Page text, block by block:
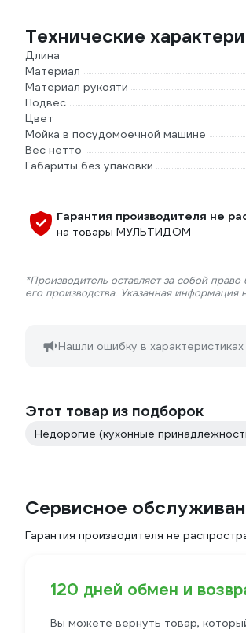
Технические
Длина
Материал
Материал рукояти
Подвес
Цвет
Мойка в посудомоечной машине
Вес нетто
Габариты без упаковки
Гарантия производителя не
на товары МУЛЬТИДОМ
*Производитель оставляет за собой
его производства. Указанная информация
Нашли ошибку в характеристиках
Этот товар из подборок
Недорогие (кухонные
Сервисное
Гарантия производителя не
120 дней обмен и
Вы можете вернуть товар,